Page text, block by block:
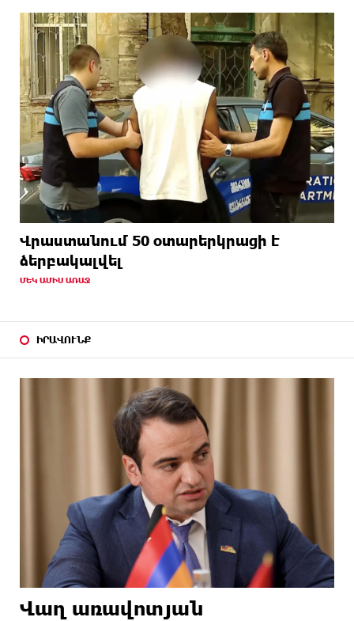
Վրաստանում 50 օտարերկրացի է
ձերբակալվել
ՄԵԿ ԱՄԻՍ ԱՌԱՋ
ԻՐԱՎՈՒՆՔ
Վաղ առավոտյան